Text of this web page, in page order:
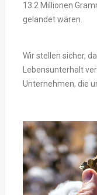
13.2 Millionen
gelandet wären.
Wir stellen sicher,
Lebensunterhalt
Unternehmen, die